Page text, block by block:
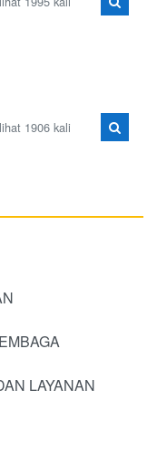
1906 kali
LAYANAN